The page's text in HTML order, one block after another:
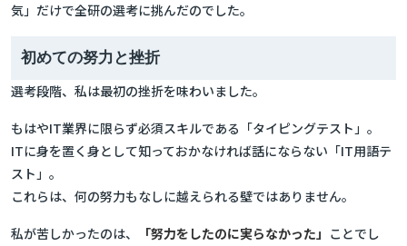
気」だけで全研の選考に挑んだのでした。
初めての努力と挫折
選考段階、私は最初の挫折を味わいました。
もはやIT業界に限らず必須スキルである「タイピングテスト」。
ITに身を置く身として知っておかなければ話にならない「IT用語テ
スト」。
これらは、何の努力もなしに越えられる壁ではありません。
私が苦しかったのは、 「努力をしたのに実らなかった」 ことでし